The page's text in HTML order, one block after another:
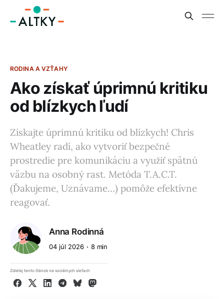
RODINA A VZŤAHY
Ako získať úprimnú kritiku
od blízkych ľudí
Získajte úprimnú kritiku od blízkych! Chris
Wheatley radí, ako vytvoriť bezpečné
prostredie pre komunikáciu a využiť spätnú
väzbu na osobný rast. Metóda T.A.C.T.
(Ďakujeme, Uznávame…) pomôže efektívne
reagovať.
Anna Rodinná
04 júl 2026 8 min
Zdieľaj tento článok na sociálnych sieťach
Facebook
X LinkedInTelegram
BlueskyMastodon